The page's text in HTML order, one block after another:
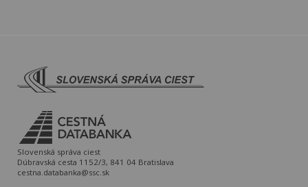
Slovenská správa ciest
Dúbravská cesta 1152/3, 841 04 Bratislava
cestna.databanka@ssc.sk